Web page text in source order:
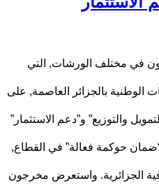
في مختلف الورشات, التي
الوطنية بالجزائر العاصمة, على
والتوزيع” و”دعم الاستثمار”
حوكمة فعالة” في القطاع,
الجزائرية. واستعرض مخرجون